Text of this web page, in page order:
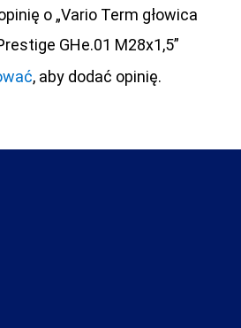
o „Vario Term głowica
GHe.01 M28x1,5”
, aby dodać opinię.